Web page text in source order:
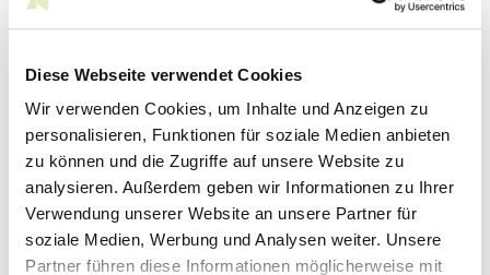
Diese Webseite verwendet Cookies
Wir verwenden Cookies, um Inhalte und Anzeigen zu
personalisieren, Funktionen für soziale Medien anbieten
zu können und die Zugriffe auf unsere Website zu
analysieren. Außerdem geben wir Informationen zu Ihrer
Verwendung unserer Website an unsere Partner für
soziale Medien, Werbung und Analysen weiter. Unsere
Partner führen diese Informationen möglicherweise mit
Entdecken Sie die schönsten Eindrücke
des diesjährigen President's Dinner im
DEKRA Club - Fine Dining by Philipp
Kovacs.
22.07.2026
§ 16 BetrAVG – Anpassung der
Betriebsrenten für die Jahre 2022 bis
Juni 2026
Ein Arbeitgeber ist gemäß § 16